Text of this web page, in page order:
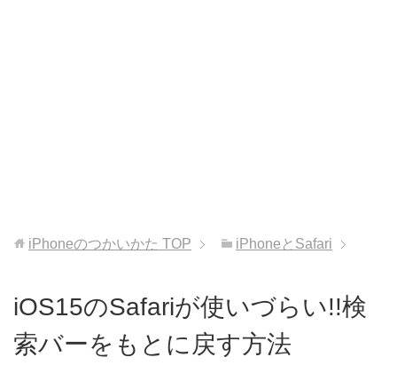
iPhoneのつかいかた TOP iPhoneとSafari
iOS15のSafariが使いづらい!!検
索バーをもとに戻す方法